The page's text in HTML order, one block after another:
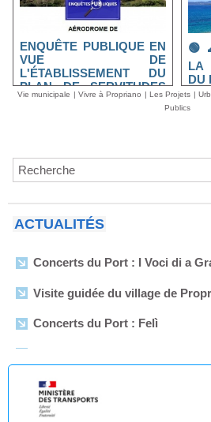
ENQUÊTE PUBLIQUE EN
VUE DE
L'ÉTABLISSEMENT DU
PLAN DE SERVITUDES
AÉRONAUTIQUES DE
DÉGAGEMENT DE
🟢
LA
DU
Vie municipale | Vivre à Propriano | Les Projets |
Publics
ACTUALITÉS
servitudes aéronautiques de
de Propriano